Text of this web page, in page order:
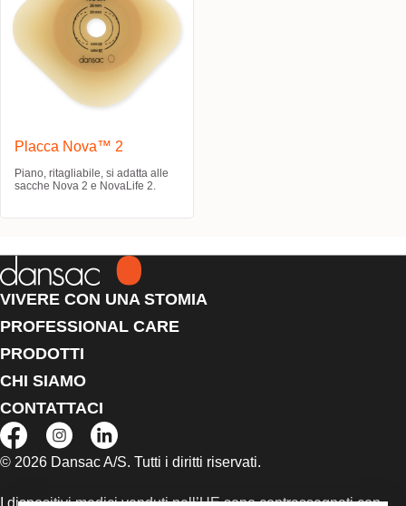
Placca Nova™ 2
Piano, ritagliabile, si adatta alle
sacche Nova 2 e NovaLife 2.
VIVERE CON UNA STOMIA
PROFESSIONAL CARE
PRODOTTI
CHI SIAMO
CONTATTACI
© 2026 Dansac A/S. Tutti i diritti riservati.
I dispositivi medici venduti nell’UE sono contrassegnati con